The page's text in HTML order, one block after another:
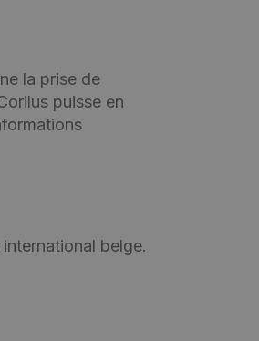
la prise de
puisse en
belge.